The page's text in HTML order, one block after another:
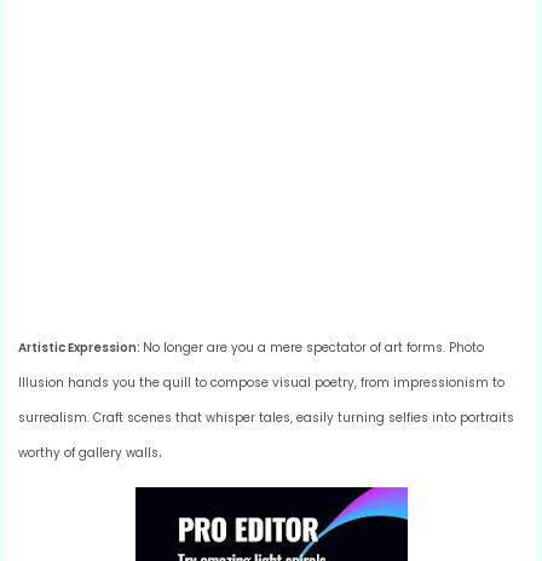
Artistic Expression: No longer are you a mere spectator of art forms. Photo
Illusion hands you the quill to compose visual poetry, from impressionism to
surrealism. Craft scenes that whisper tales, easily turning selfies into portraits
worthy of gallery walls.